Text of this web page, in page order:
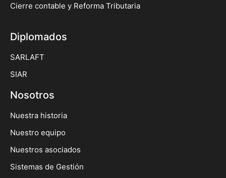
Cierre contable y Reforma Tributaria
Diplomados
SARLAFT
SIAR
Nosotros
Nuestra historia
Nuestro equipo
Nuestros asociados
Sistemas de Gestión